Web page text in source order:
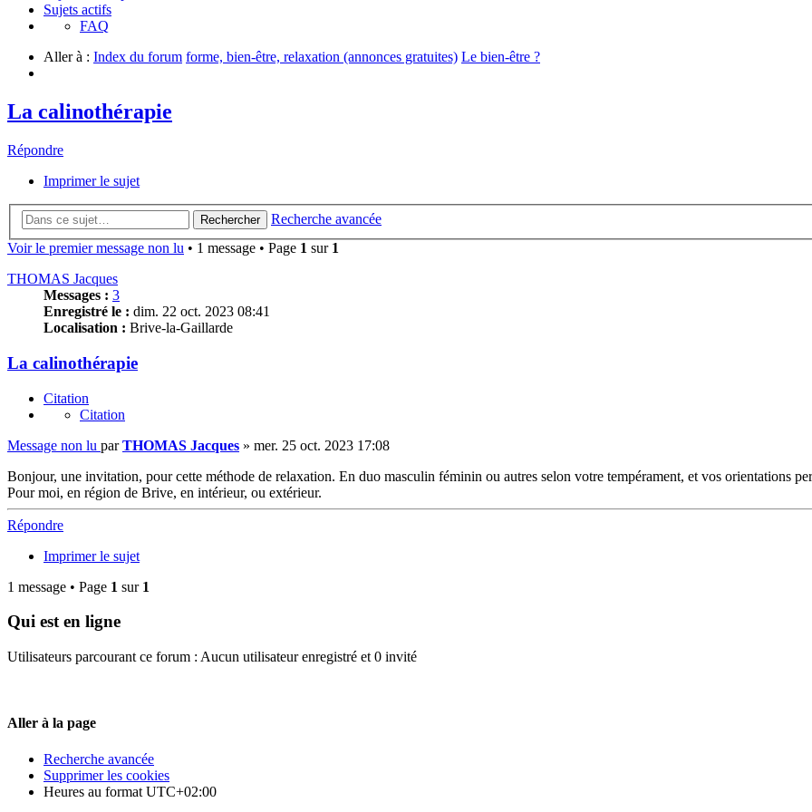
Sujets actifs
FAQ
Aller à : Index du forum forme, bien-être, relaxation (annonces gratuites) Le bien-être ?
La calinothérapie
Répondre
Imprimer le sujet
Rechercher
Recherche avancée
Voir le premier message non lu • 1 message • Page 1 sur 1
THOMAS Jacques
Messages : 3
Enregistré le : dim. 22 oct. 2023 08:41
Localisation : Brive-la-Gaillarde
La calinothérapie
Citation
Citation
Message non lu parTHOMAS Jacques » mer. 25 oct. 2023 17:08
Bonjour, une invitation, pour cette méthode de relaxation. En duo masculin féminin ou autres selon votre tempérament, et vos orientations
Pour moi, en région de Brive, en intérieur, ou extérieur.
Répondre
Imprimer le sujet
1 message • Page 1 sur 1
Qui est en ligne
Utilisateurs parcourant ce forum : Aucun utilisateur enregistré et 0 invité
Aller à la page
Recherche avancée
Supprimer les cookies
Heures au format UTC+02:00